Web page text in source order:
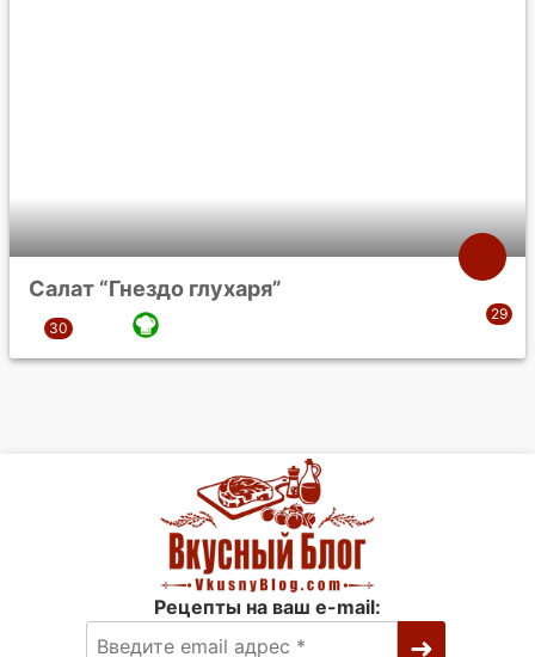
Салат “Гнездо глухаря”
Рецепты на ваш e-mail: